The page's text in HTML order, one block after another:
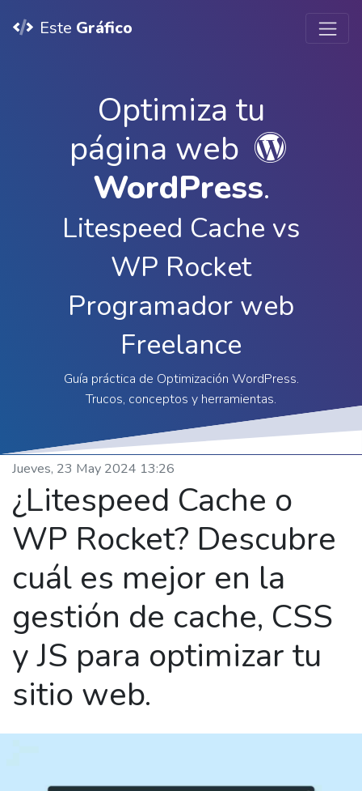
Este Gráfico
Optimiza tu
página web
WordPress.
Litespeed Cache vs
WP Rocket
Programador web
Freelance
Guía práctica de Optimización WordPress.
Trucos, conceptos y herramientas.
Jueves, 23 May 2024 13:26
¿Litespeed Cache o
WP Rocket? Descubre
cuál es mejor en la
gestión de cache, CSS
y JS para optimizar tu
sitio web.